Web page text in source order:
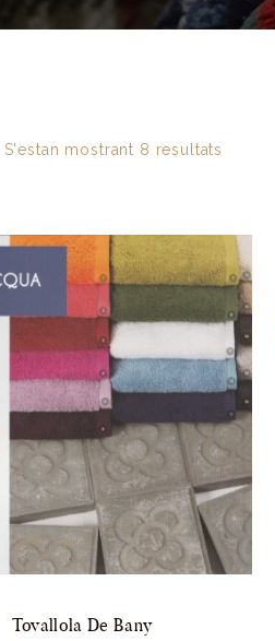
S'estan mostrant 8 resultats
Tovallola De Bany